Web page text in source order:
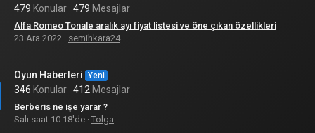
479 Konular 479 Mesajlar
Alfa Romeo Tonale aralık ayı fiyat listesi ve öne çıkan özellikleri
23 Ara 2022
semihkara24
Oyun Haberleri Yeni
346 Konular 412 Mesajlar
Berberis ne işe yarar ?
Salı saat 10:18'de Tolga